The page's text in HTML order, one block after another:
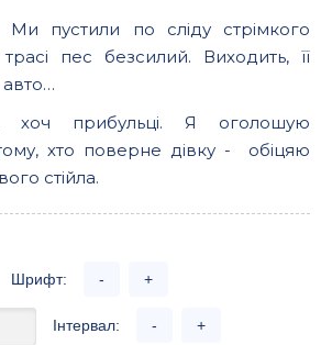
пустили по сліду стрімкого
пес безсилий. Виходить, її
авто…
хоч прибульці. Я оголошую
хто поверне дівку - обіцяю
стійла.
Шрифт: - +
Інтервал: - +